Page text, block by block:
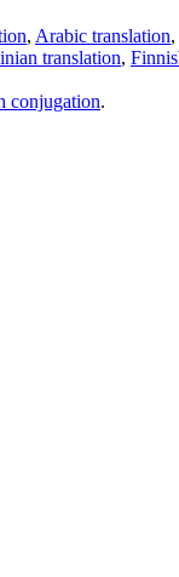
, Arabic translation,
translation,
conjugation.